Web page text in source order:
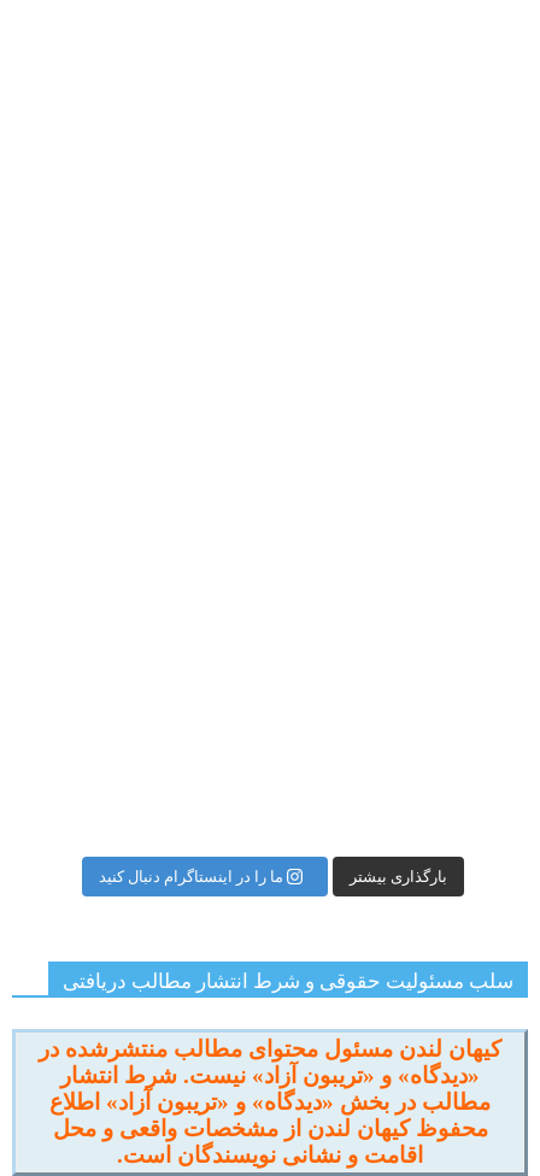
بارگذاری بیشتر ما را در اینستاگرام دنبال کنید
سلب مسئولیت حقوقی و شرط انتشار مطالب دریافتی
کیهان لندن مسئول محتوای مطالب منتشرشده در
«دیدگاه» و «تریبون آزاد» نیست. شرط انتشار
مطالب در بخش «دیدگاه» و «تریبون آزاد» اطلاع
محفوظ کیهان لندن از مشخصات واقعی و محل
اقامت و نشانی نویسندگان است.